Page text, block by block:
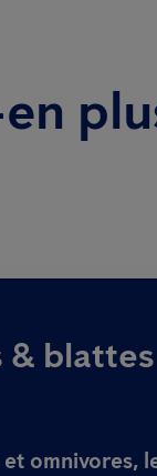
& blattes
omnivores,